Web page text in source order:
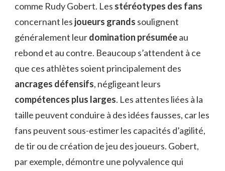
comme Rudy Gobert. Les stéréotypes des fans
concernant les joueurs grands soulignent
généralement leurdomination présuméeau
rebond et au contre. Beaucoup s’attendent à ce
que ces athlètes soient principalement des
ancrages défensifs, négligeant leurs
compétences plus larges. Les attentes liées à la
taille peuvent conduire à des idées fausses, car les
fans peuvent sous-estimer les capacités d’agilité,
de tir ou de création de jeu des joueurs. Gobert,
par exemple, démontre une polyvalence qui